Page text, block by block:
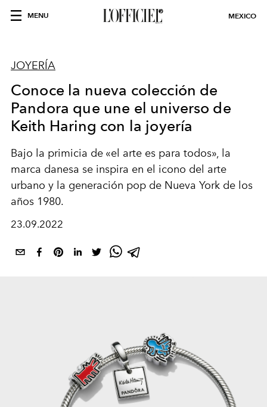
MENU MEXICO
JOYERÍA
Conoce la nueva colección de
Pandora que une el universo de
Keith Haring con la joyería
Bajo la primicia de «el arte es para todos», la
marca danesa se inspira en el icono del arte
urbano y la generación pop de Nueva York de los
años 1980.
23.09.2022